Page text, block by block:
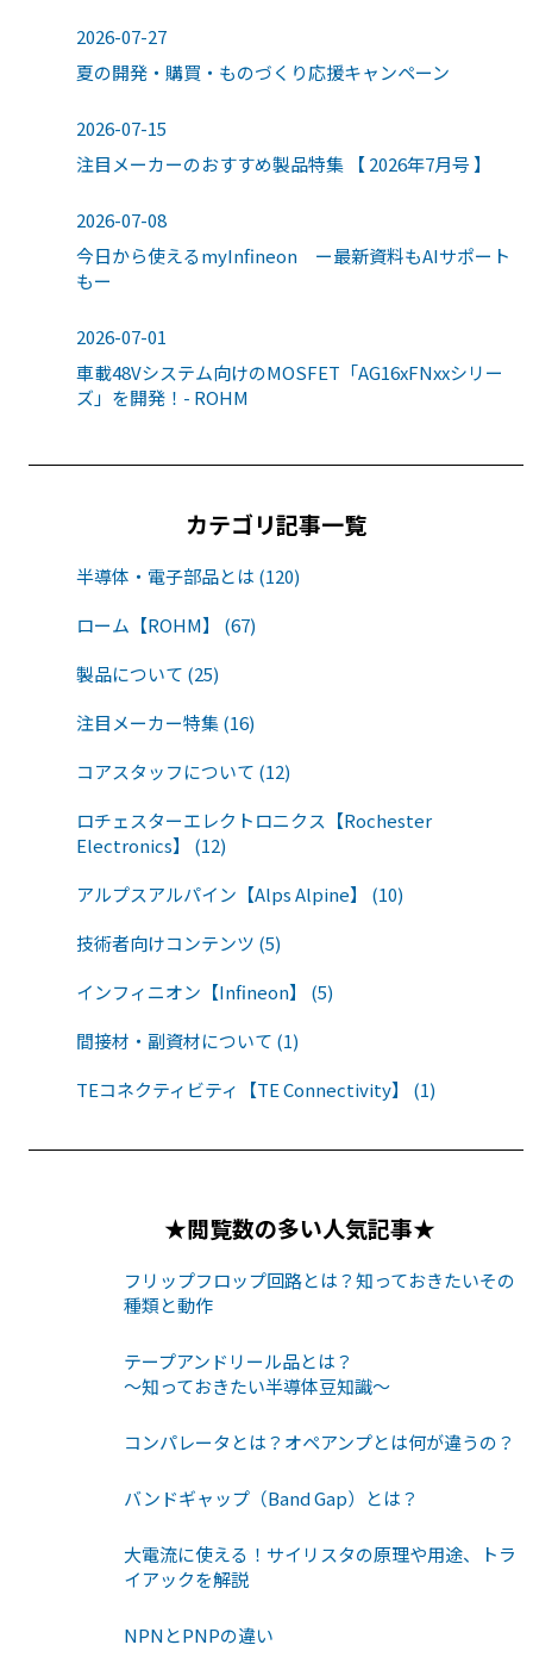
2026-07-27
夏の開発・購買・ものづくり応援キャンペーン
2026-07-15
注目メーカーのおすすめ製品特集 【 2026年7月号 】
2026-07-08
今日から使えるmyInfineon ー最新資料もAIサポート
もー
2026-07-01
車載48Vシステム向けのMOSFET「AG16xFNxxシリー
ズ」を開発！- ROHM
カテゴリ記事一覧
半導体・電子部品とは (120)
ローム【ROHM】 (67)
製品について (25)
注目メーカー特集 (16)
コアスタッフについて (12)
ロチェスターエレクトロニクス【Rochester
Electronics】 (12)
アルプスアルパイン【Alps Alpine】 (10)
技術者向けコンテンツ (5)
インフィニオン【Infineon】 (5)
間接材・副資材について (1)
TEコネクティビティ【TE Connectivity】 (1)
★閲覧数の多い人気記事★
フリップフロップ回路とは？知っておきたいその
種類と動作
テープアンドリール品とは？
〜知っておきたい半導体豆知識〜
コンパレータとは？オペアンプとは何が違うの？
バンドギャップ（Band Gap）とは？
大電流に使える！サイリスタの原理や用途、トラ
イアックを解説
NPNとPNPの違い